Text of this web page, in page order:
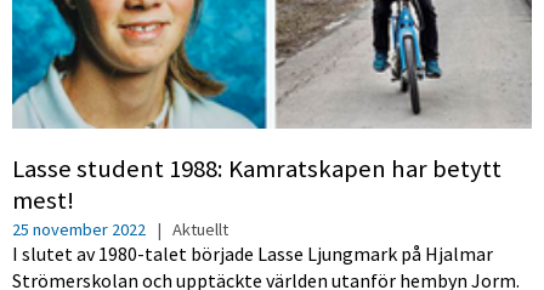
Lasse student 1988: Kamratskapen har betytt
mest!
25 november 2022 | Aktuellt
I slutet av 1980-talet började Lasse Ljungmark på Hjalmar
Strömerskolan och upptäckte världen utanför hembyn Jorm.